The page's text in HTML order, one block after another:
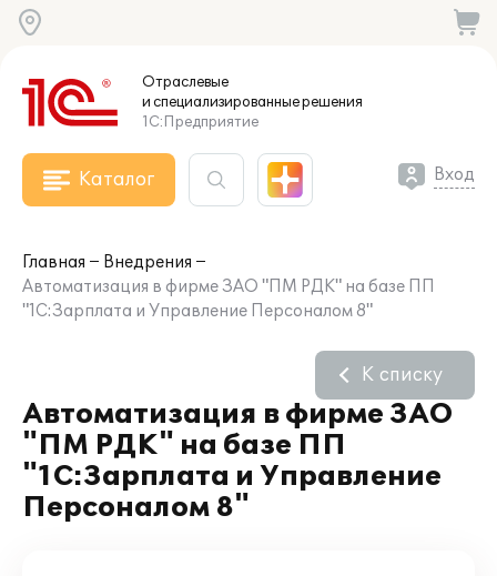
Отраслевые
и специализированныерешения
1С:Предприятие
Каталог Вход
Главная
Внедрения
Автоматизация в фирме ЗАО "ПМ РДК" на базе ПП
"1С:Зарплата и Управление Персоналом 8"
Автоматизация в фирме ЗАО
"ПМ РДК" на базе ПП
"1С:Зарплата и Управление
Персоналом 8"
К списку